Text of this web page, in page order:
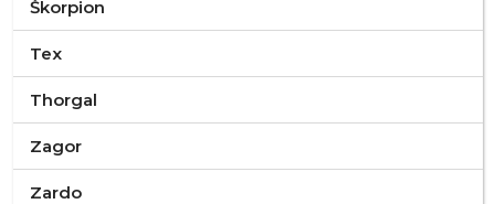
Škorpion
Tex
Thorgal
Zagor
Zardo